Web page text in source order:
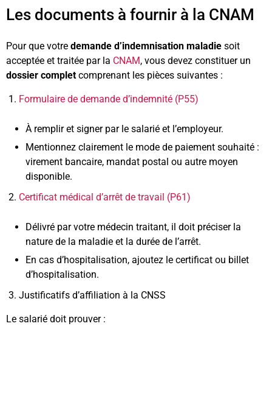
Les documents à fournir à la CNAM
Pour que votre demande d’indemnisation maladie soit
acceptée et traitée par la CNAM, vous devez constituer un
dossier complet comprenant les pièces suivantes :
1. Formulaire de demande d’indemnité (P55)
À remplir et signer par le salarié et l’employeur.
Mentionnez clairement le mode de paiement souhaité :
virement bancaire, mandat postal ou autre moyen
disponible.
2. Certificat médical d’arrêt de travail (P61)
Délivré par votre médecin traitant, il doit préciser la
nature de la maladie et la durée de l’arrêt.
En cas d’hospitalisation, ajoutez le certificat ou billet
d’hospitalisation.
3. Justificatifs d’affiliation à la CNSS
Le salarié doit prouver :